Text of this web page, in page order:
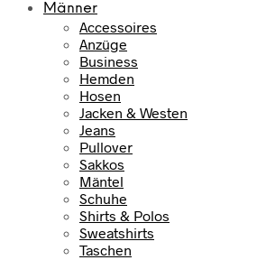
Männer
Accessoires
Anzüge
Business
Hemden
Hosen
Jacken & Westen
Jeans
Pullover
Sakkos
Mäntel
Schuhe
Shirts & Polos
Sweatshirts
Taschen